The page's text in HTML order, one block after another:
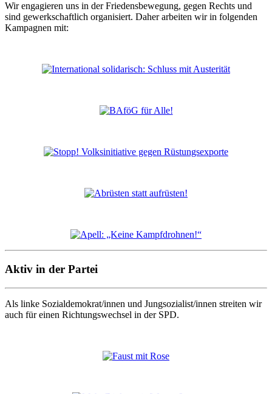
Wir engagieren uns in der Friedensbewegung, gegen Rechts und
sind gewerkschaftlich organisiert. Daher arbeiten wir in folgenden
Kampagnen mit:
Aktiv in der Partei
Als linke Sozialdemokrat/innen und Jungsozialist/innen streiten wir
auch für einen Richtungswechsel in der SPD.